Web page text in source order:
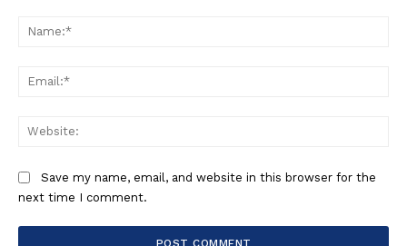
Save my name, email, and website in this browser for the
next time I comment.